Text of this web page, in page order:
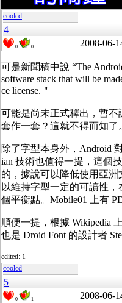
coolcd
4
0 0 2008-06-
可是新聞稿中說 “The
software stack that will be
ce license.＂
可能是尚未正式釋出，暫不
套作一套？這就不得而知了
除了字型本身外，Android
ian 技術也值得一提，這個
的，據說可以降低使用亞
以維持字型一定的可讀性
個平衡點。Mobile01 上有
順便一提，根據 Wikipedia
也是 Droid Font 的設計者
edited: 1
coolcd
5
0 1 2008-06-